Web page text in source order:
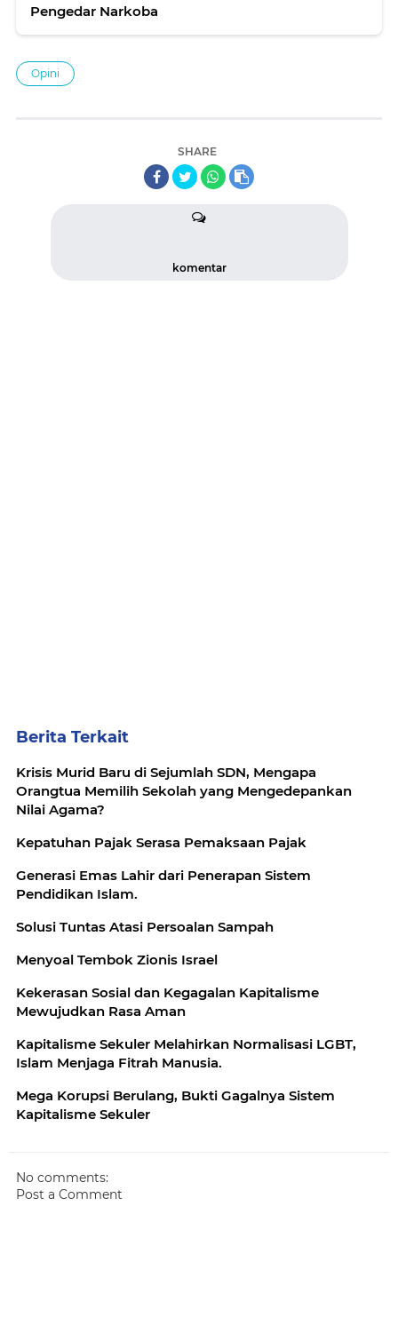
Pengedar Narkoba
Opini
SHARE
komentar
Berita Terkait
Krisis Murid Baru di Sejumlah SDN, Mengapa
Orangtua Memilih Sekolah yang Mengedepankan
Nilai Agama?
Kepatuhan Pajak Serasa Pemaksaan Pajak
Generasi Emas Lahir dari Penerapan Sistem
Pendidikan Islam.
Solusi Tuntas Atasi Persoalan Sampah
Menyoal Tembok Zionis Israel
Kekerasan Sosial dan Kegagalan Kapitalisme
Mewujudkan Rasa Aman
Kapitalisme Sekuler Melahirkan Normalisasi LGBT,
Islam Menjaga Fitrah Manusia.
Mega Korupsi Berulang, Bukti Gagalnya Sistem
Kapitalisme Sekuler
No comments:
Post a Comment